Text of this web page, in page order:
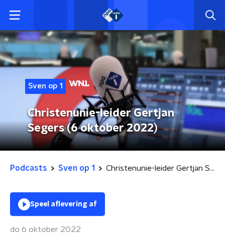
Sven op 1
Christenunie-leider Gertjan
Segers (6 oktober 2022)
Podcasts Sven op 1 Christenunie-leider Gertjan Segers (6 oktober 2022)
Speel aflevering af
do 6 oktober 2022